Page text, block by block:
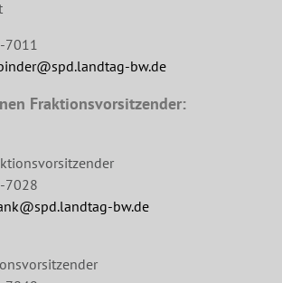
7011
bw.de
Fraktionsvorsitzender:
7028
bw.de